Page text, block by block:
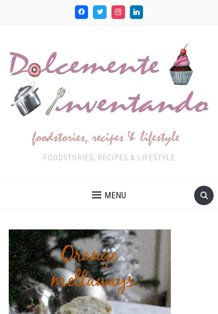
FOODSTORIES, RECIPES & LIFESTYLE
MENU